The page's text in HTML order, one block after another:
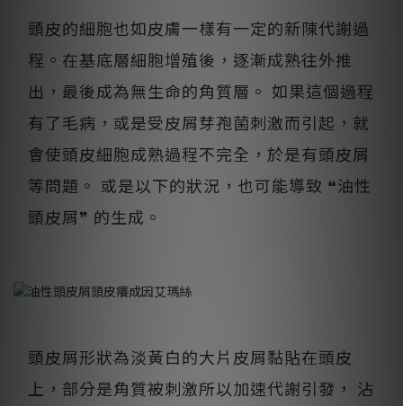
頭皮的細胞也如皮膚一樣有一定的新陳代謝過
程。在基底層細胞增殖後，逐漸成熟往外推
出，最後成為無生命的角質層。 如果這個過程
有了毛病，或是受皮屑芽孢菌刺激而引起，就
會使頭皮細胞成熟過程不完全，於是有頭皮屑
等問題。 或是以下的狀況，也可能導致 ❝油性
頭皮屑❞ 的生成。
頭皮屑形狀為淡黃白的大片皮屑黏貼在頭皮
上，部分是角質被刺激所以加速代謝引發， 沾